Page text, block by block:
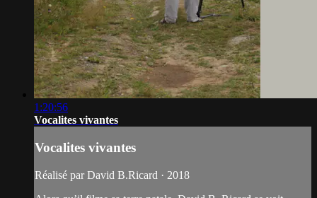
1:20:56
Vocalites vivantes
Vocalites vivantes
Réalisé par David B.Ricard · 2018